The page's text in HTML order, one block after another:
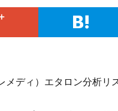
メディ）エタロン分析リ